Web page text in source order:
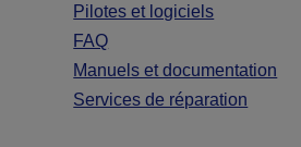
Pilotes et logiciels
FAQ
Manuels et documentation
Services de réparation